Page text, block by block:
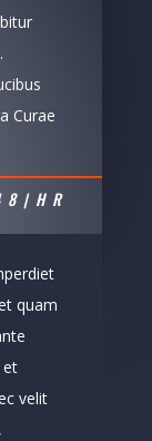
Curae
quam
et
velit